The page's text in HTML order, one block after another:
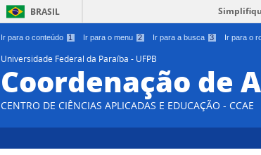
Ir para o conteúdo 1 Ir para o menu 2 Ir para a busca 3 Ir para o
BRASIL
Universidade Federal da Paraíba - UFPB
Coordenação de
CENTRO DE CIÊNCIAS APLICADAS E EDUCAÇÃO - CCAE